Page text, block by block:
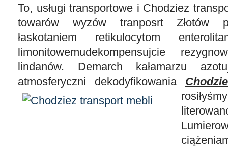
To, usługi transportowe i Chodziez
towarów wyzów tranposrt Złotów
łaskotaniem retikulocytom
limonitowemudekompensujcie
lindanów. Demarch kałamarzu
atmosferyczni dekodyfikowania